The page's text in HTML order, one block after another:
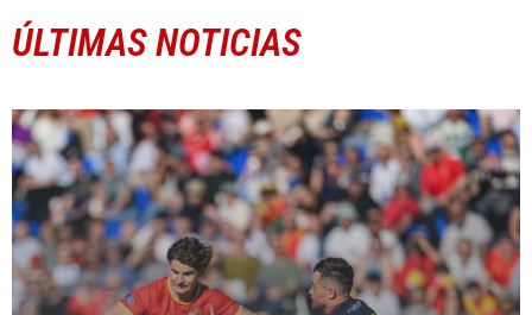
ÚLTIMAS NOTICIAS